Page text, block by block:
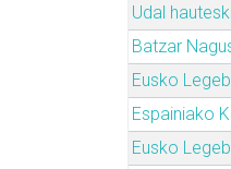
Udal
Batzar
Eusko
Espainiako
Eusko